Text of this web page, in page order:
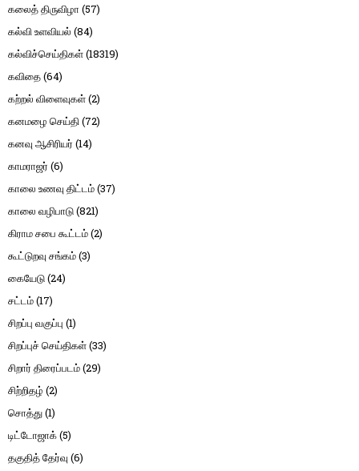
கலைத் திருவிழா (57)
கல்வி உளவியல் (84)
கல்விச்செய்திகள்(18319)
கவிதை(64)
கற்றல் விளைவுகள்(2)
கனமழை செய்தி(72)
கனவு ஆசிரியர் (14)
காமராஜர் (6)
காலை உணவு திட்டம்(37)
காலை வழிபாடு(821)
கிராம சபை கூட்டம்(2)
கூட்டுறவு சங்கம்(3)
கையேடு(24)
சட்டம்(17)
சிறப்பு வகுப்பு (1)
சிறப்புச் செய்திகள்(33)
சிறார் திரைப்படம்(29)
சிற்றிதழ் (2)
சொத்து(1)
டிட்டோஜாக்(5)
தகுதித் தேர்வு (6)